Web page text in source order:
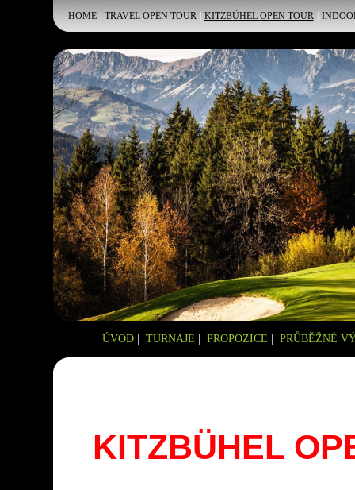
HOME TRAVEL OPEN TOUR KITZBÜHEL OPEN TOUR
ÚVOD TURNAJE PROPOZICE PRŮBĚŽNÉ
KITZBÜHEL